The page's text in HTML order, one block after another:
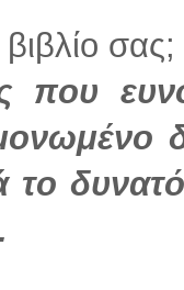
σας;
το